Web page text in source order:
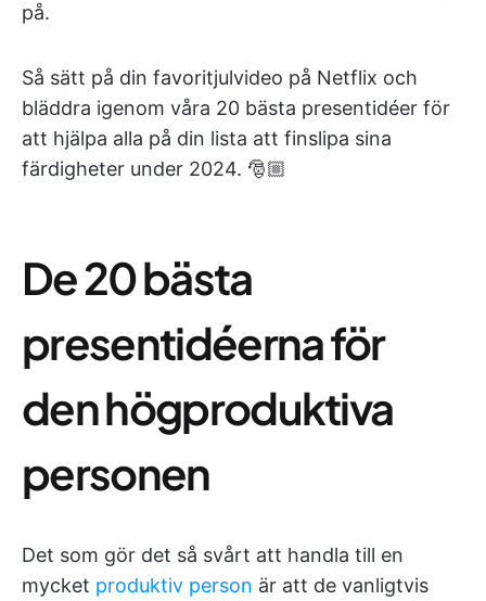
på.
Så sätt på din favoritjulvideo på Netflix och
bläddra igenom våra 20 bästa presentidéer för
att hjälpa alla på din lista att finslipa sina
färdigheter under 2024. 🎅🏼
De 20 bästa
presentidéerna för
den högproduktiva
personen
Det som gör det så svårt att handla till en
mycket produktiv person är att de vanligtvis